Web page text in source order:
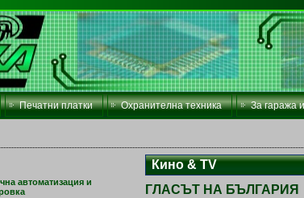
Печатни платки Охранителна техника За гаража
автоматизация и
Кино & TV
ГЛАСЪТ НА БЪЛГАРИЯ